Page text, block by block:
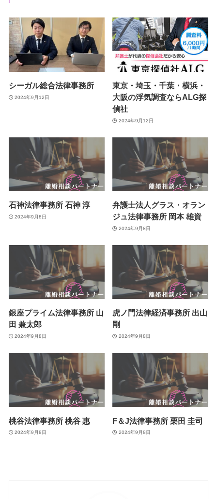
シーガル総合法律事務所
2024年9月12日
東京・埼玉・千葉・横浜・
大阪の浮気調査ならALG探
偵社
2024年9月12日
石神法律事務所 石神 淳
2024年9月8日
弁護士法人グラス・オラン
ジュ法律事務所 岡本 雄資
2024年9月8日
銀座プライム法律事務所 山
田 兼太郎
2024年9月8日
虎ノ門法律経済事務所 出山
剛
2024年9月8日
桃谷法律事務所 桃谷 惠
2024年9月8日
F＆J法律事務所 栗田 圭司
2024年9月8日